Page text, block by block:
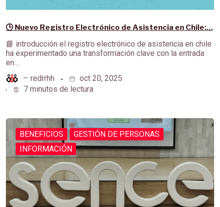
🕒 Nuevo Registro Electrónico de Asistencia en Chile:…
📘 introducción el registro electrónico de asistencia en chile
ha experimentado una transformación clave con la entrada
en…
– redrrhh
oct 20, 2025
7 minutos de lectura
BENEFICIOS
GESTIÓN DE PERSONAS
INFORMACIÓN